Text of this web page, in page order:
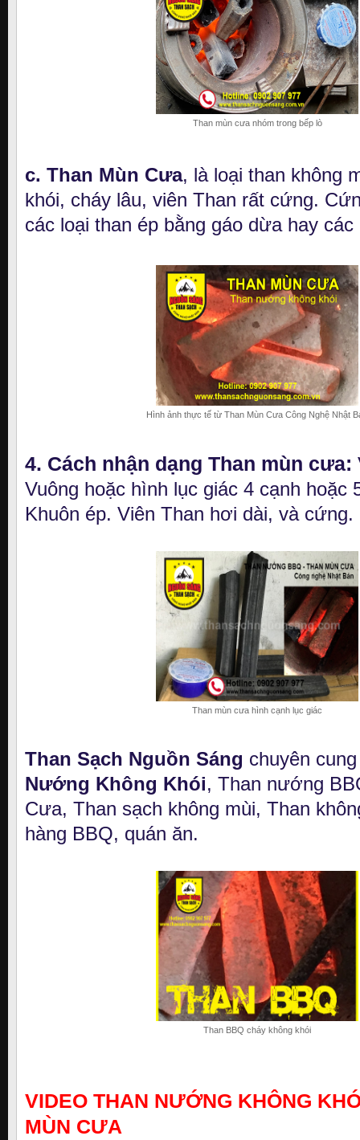
Than mùn cưa nhóm trong bếp lò
c. Than Mùn Cưa, là loại than không
khói, cháy lâu, viên Than rất cứng.
các loại than ép bằng gáo dừa hay các
Hình ảnh thực tế từ Than Mùn Cưa Công Nghệ Nhật
4. Cách nhận dạng Than mùn cưa:
Vuông hoặc hình lục giác 4 cạnh hoặc
Khuôn ép. Viên Than hơi dài, và cứng.
Than mùn cưa hình cạnh lục giác
Than Sạch Nguồn Sáng chuyên
Nướng Không Khói, Than nướng
Cưa, Than sạch không mùi, Than
hàng BBQ, quán ăn.
Than BBQ cháy không khói
VIDEO THAN NƯỚNG KHÔNG
MÙN CƯA